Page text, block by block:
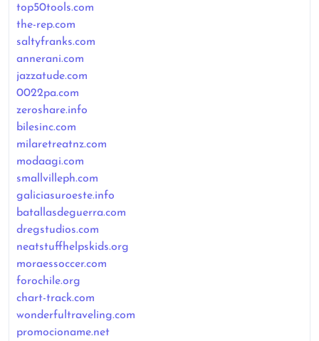
top50tools.com
the-rep.com
saltyfranks.com
annerani.com
jazzatude.com
0022pa.com
zeroshare.info
bilesinc.com
milaretreatnz.com
modaagi.com
smallvilleph.com
galiciasuroeste.info
batallasdeguerra.com
dregstudios.com
neatstuffhelpskids.org
moraessoccer.com
forochile.org
chart-track.com
wonderfultraveling.com
promocioname.net